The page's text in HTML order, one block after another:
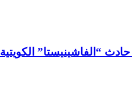
“الفاشينيستا” الكويتية